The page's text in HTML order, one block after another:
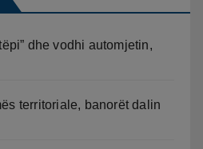
dhe vodhi automjetin,
territoriale, banorët dalin